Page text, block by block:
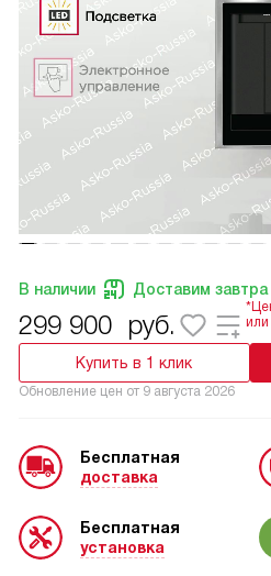
В наличии Доставим завтра
299 900 руб.
Купить в 1 клик
Обновление цен от 9 августа 2026
Бесплатная
доставка
Бесплатная
установка